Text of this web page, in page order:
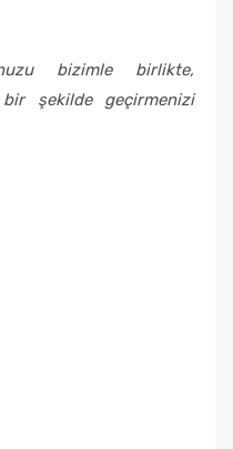
bizimle birlikte,
bir şekilde geçirmenizi